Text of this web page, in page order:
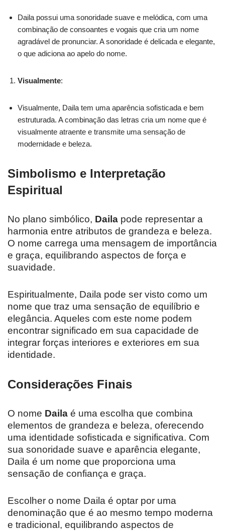
Daila possui uma sonoridade suave e melódica, com uma
combinação de consoantes e vogais que cria um nome
agradável de pronunciar. A sonoridade é delicada e elegante,
o que adiciona ao apelo do nome.
Visualmente:
Visualmente, Daila tem uma aparência sofisticada e bem
estruturada. A combinação das letras cria um nome que é
visualmente atraente e transmite uma sensação de
modernidade e beleza.
Simbolismo e Interpretação
Espiritual
No plano simbólico, Daila pode representar a
harmonia entre atributos de grandeza e beleza.
O nome carrega uma mensagem de importância
e graça, equilibrando aspectos de força e
suavidade.
Espiritualmente, Daila pode ser visto como um
nome que traz uma sensação de equilíbrio e
elegância. Aqueles com este nome podem
encontrar significado em sua capacidade de
integrar forças interiores e exteriores em sua
identidade.
Considerações Finais
O nome Daila é uma escolha que combina
elementos de grandeza e beleza, oferecendo
uma identidade sofisticada e significativa. Com
sua sonoridade suave e aparência elegante,
Daila é um nome que proporciona uma
sensação de confiança e graça.
Escolher o nome Daila é optar por uma
denominação que é ao mesmo tempo moderna
e tradicional, equilibrando aspectos de